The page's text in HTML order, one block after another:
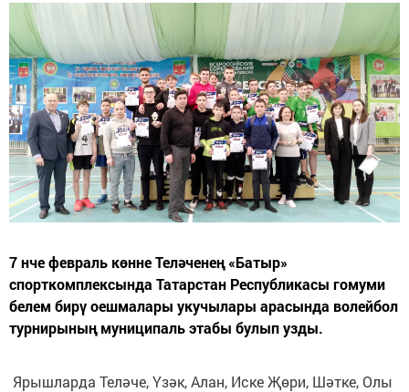
7 нче февраль көнне Теләченең «Батыр»
спорткомплексында Татарстан Республикасы гомуми
белем бирү оешмалары укучылары арасында волейбол
турнирының муниципаль этабы булып узды.
Ярышларда Теләче, Үзәк, Алан, Иске Җөри, Шәтке, Олы